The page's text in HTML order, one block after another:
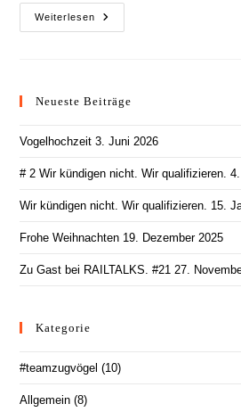
Weiterlesen
Zugvögel
Im
Neueste Beiträge
Vogelhochzeit 3. Juni 2026
# 2 Wir kündigen nicht. Wir qualifizieren.
Wir kündigen nicht. Wir qualifizieren. 15.
Frohe Weihnachten 19. Dezember 2025
Zu Gast bei RAILTALKS. #21 27.
Kategorie
#teamzugvögel (10)
Allgemein (8)